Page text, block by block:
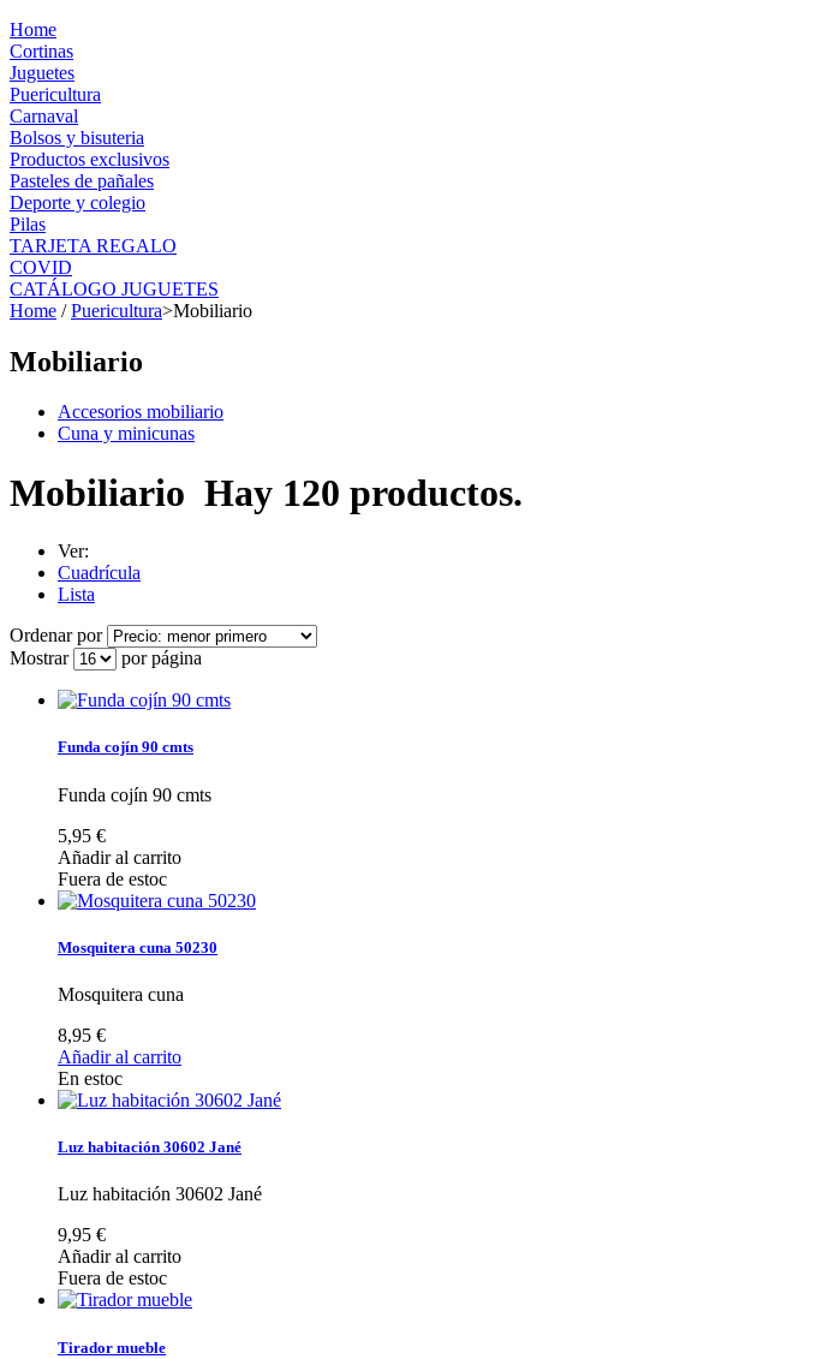
Home
Cortinas
Juguetes
Puericultura
Carnaval
Bolsos y bisuteria
Productos exclusivos
Pasteles de pañales
Deporte y colegio
Pilas
TARJETA REGALO
COVID
CATÁLOGO JUGUETES
Home / Puericultura>Mobiliario
Mobiliario
Accesorios mobiliario
Cuna y minicunas
Mobiliario Hay 120 productos.
Ver:
Cuadrícula
Lista
Ordenar por
Mostrar
por página
Funda cojín 90 cmts
Funda cojín 90 cmts
5,95 €
Añadir al carrito
Fuera de estoc
Mosquitera cuna 50230
Mosquitera cuna
8,95 €
Añadir al carrito
En estoc
Luz habitación 30602 Jané
Luz habitación 30602 Jané
9,95 €
Añadir al carrito
Fuera de estoc
Tirador mueble